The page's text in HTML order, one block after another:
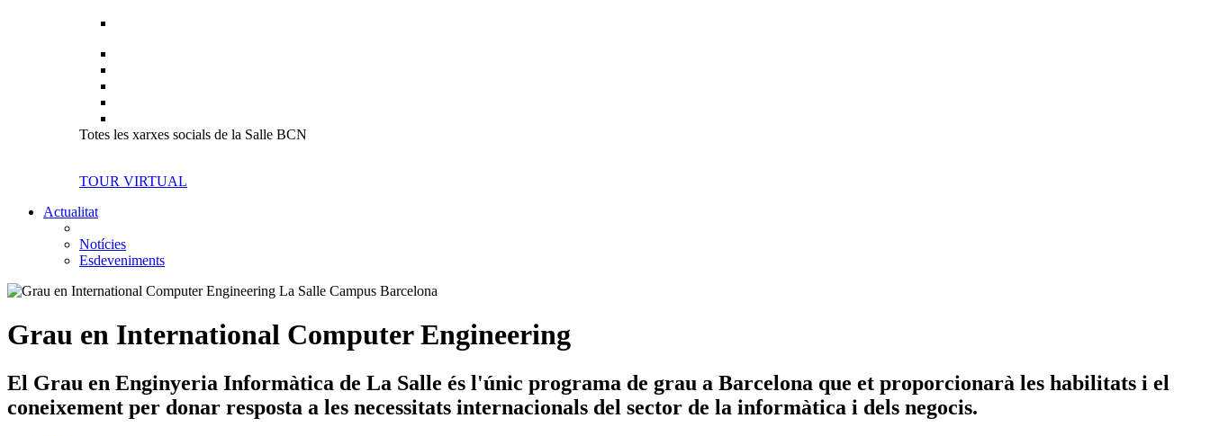
Totes les xarxes socials de la Salle BCN
TOUR VIRTUAL
Actualitat
Notícies
Esdeveniments
Grau en International Computer Engineering
El Grau en Enginyeria Informàtica de La Salle és l'únic programa de grau a Barcelona que et proporcionarà les habilitats i el
coneixement per donar resposta a les necessitats internacionals del sector de la informàtica i dels negocis.